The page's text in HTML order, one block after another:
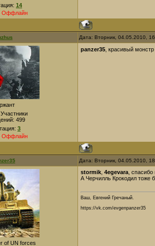
14
Оффлайн
Дата: Вторник, 04.05.2010,
499
3
Оффлайн
panzer35 , красивый
Дата: Вторник, 04.05.2010,
of UN forces
stormik 4egevara ,
А Черчилль Крокодил тоже
Ваш, Евгений Гречаный.
https://vk.com/evgenpanzer35